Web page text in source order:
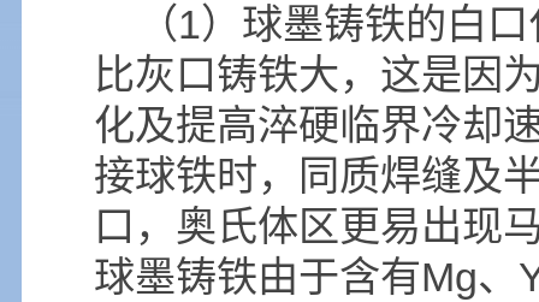
（1）球墨铸铁的白口
比灰口铸铁大，这是因
化及提高淬硬临界冷却
接球铁时，同质焊缝及
口，奥氏体区更易出现
球墨铸铁由于含有Mg、